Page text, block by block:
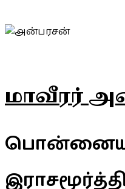
மாவீரர்
இராசமூர்த்தி